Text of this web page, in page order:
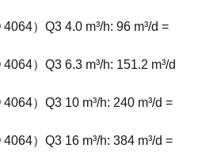
）Q3 4.0 m³/h: 96 m³/d =
）Q3 6.3 m³/h: 151.2 m³/d
）Q3 10 m³/h: 240 m³/d =
）Q3 16 m³/h: 384 m³/d =